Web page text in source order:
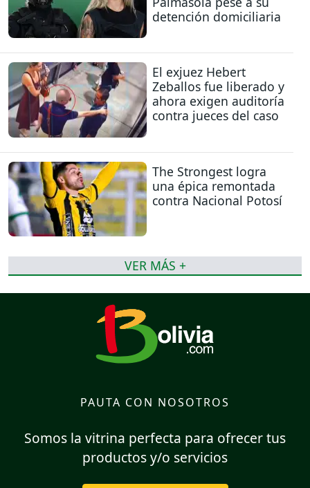
detención domiciliaria
El exjuez Hebert
Zeballos fue liberado y
ahora exigen auditoría
contra jueces del caso
The Strongest logra
una épica remontada
contra Nacional Potosí
VER MÁS +
PAUTA CON NOSOTROS
Somos la vitrina perfecta para ofrecer tus
productos y/o servicios